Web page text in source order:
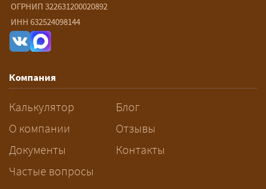
— От 90 ₽/км. Точная стоимость
рассчитывается индивидуально:
влияют габариты и вес груза,
разрешений и машин
сопровождения.
За сколько дней заказывать
перевозку негабарита?
— Заранее: только оформление
ОГРНИП 322631200020892
ИНН 632524098144
Компания
Калькулятор
О компании
Документы
Частые вопросы
Блог
Отзывы
Контакты